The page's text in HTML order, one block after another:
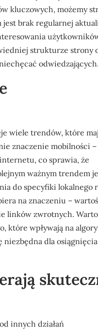
kluczowych, możemy
jest brak regularnej
strukturze strony
odwiedzających.
wiele trendów, które
znaczenie mobilności
co sprawia, że
ważnym trendem
do specyfiki lokalnego
na znaczeniu –
linków zwrotnych.
które wpływają na
niezbędna dla osiągnięcia
innych działań